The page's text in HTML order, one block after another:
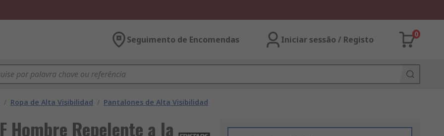
Seguimento de Encomendas Iniciar sessão / Registo
0
/ Ropa de Alta Visibilidad / Pantalones de Alta Visibilidad
Hombre Repelente a la